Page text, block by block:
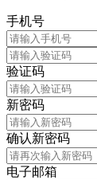
手机号
验证码
新密码
确认新密码
电子邮箱